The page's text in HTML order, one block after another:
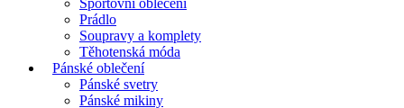
Sportovní oblečení
Prádlo
Soupravy a komplety
Těhotenská móda
Pánské oblečení
Pánské svetry
Pánské mikiny